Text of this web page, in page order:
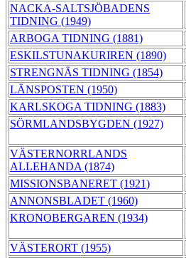
NACKA-SALTSJÖBADENS
TIDNING (1949)
ARBOGA TIDNING (1881)
ESKILSTUNAKURIREN (1890)
STRENGNÄS TIDNING (1854)
LÄNSPOSTEN (1950)
KARLSKOGA TIDNING (1883)
SÖRMLANDSBYGDEN (1927)
VÄSTERNORRLANDS
ALLEHANDA (1874)
MISSIONSBANERET (1921)
ANNONSBLADET (1960)
KRONOBERGAREN (1934)
VÄSTERORT (1955)